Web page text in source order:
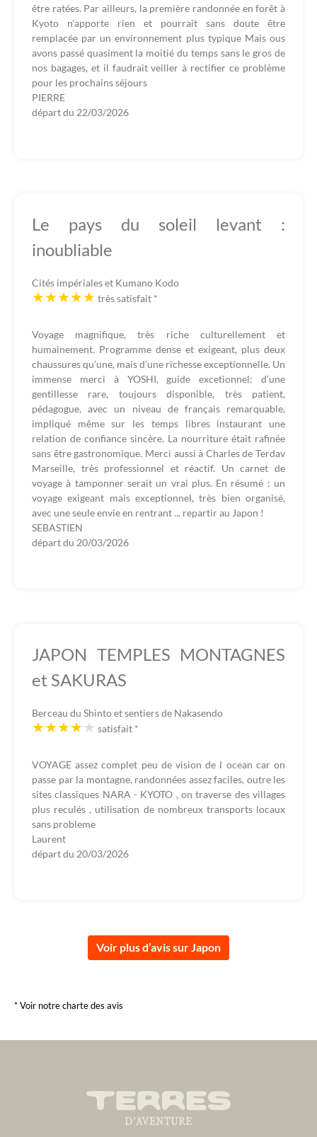
être ratées. Par ailleurs, la première randonnée en forêt à
Kyoto n’apporte rien et pourrait sans doute être
remplacée par un environnement plus typique Mais ous
avons passé quasiment la moitié du temps sans le gros de
nos bagages, et il faudrait veiller à rectifier ce problème
pour les prochains séjours
PIERRE
départ du 22/03/2026
Le pays du soleil levant :
inoubliable
Cités impériales et Kumano Kodo
très satisfait *
Voyage magnifique, très riche culturellement et
humainement. Programme dense et exigeant, plus deux
chaussures qu’une, mais d’une richesse exceptionnelle. Un
immense merci à YOSHI, guide excetionnel: d’une
gentillesse rare, toujours disponible, très patient,
pédagogue, avec un niveau de français remarquable,
impliqué même sur les temps libres instaurant une
relation de confiance sincère. La nourriture était rafinée
sans être gastronomique. Merci aussi à Charles de Terdav
Marseille, très professionnel et réactif. Un carnet de
voyage à tamponner serait un vrai plus. En résumé : un
voyage exigeant mais exceptionnel, très bien organisé,
avec une seule envie en rentrant ... repartir au Japon !
SEBASTIEN
départ du 20/03/2026
JAPON TEMPLES MONTAGNES
et SAKURAS
Berceau du Shinto et sentiers de Nakasendo
satisfait *
VOYAGE assez complet peu de vision de l ocean car on
passe par la montagne, randonnées assez faciles, outre les
sites classiques NARA - KYOTO , on traverse des villages
plus reculés , utilisation de nombreux transports locaux
sans probleme
Laurent
départ du 20/03/2026
Voir plus d’avis sur Japon
* Voir notre charte des avis